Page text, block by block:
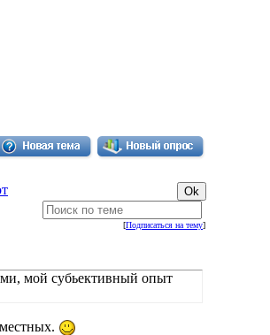
[Подписаться на тему]
мой субьективный опыт